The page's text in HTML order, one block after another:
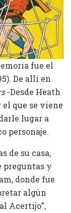
fue el
De allí en
-Desde Heath
el que se viene
lugar a
personaje.
de su casa,
preguntas y
donde fue
algún
Acertijo”,